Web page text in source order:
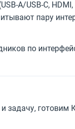
A/USB-C,
пару
по
задачу, готовим